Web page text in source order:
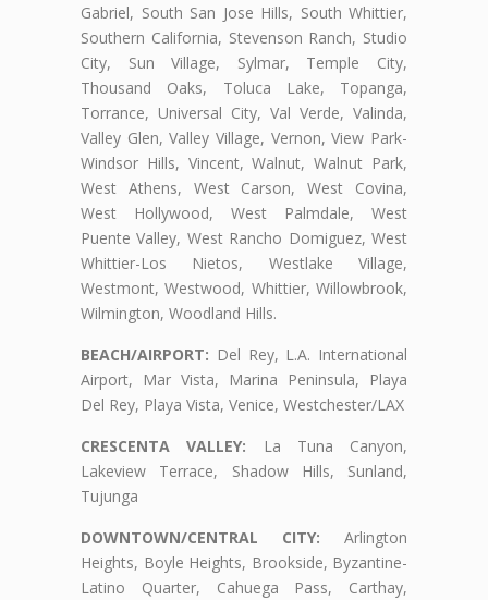
Gabriel, South San Jose Hills, South Whittier,
Southern California, Stevenson Ranch, Studio
City, Sun Village, Sylmar, Temple City,
Thousand Oaks, Toluca Lake, Topanga,
Torrance, Universal City, Val Verde, Valinda,
Valley Glen, Valley Village, Vernon, View Park-
Windsor Hills, Vincent, Walnut, Walnut Park,
West Athens, West Carson, West Covina,
West Hollywood, West Palmdale, West
Puente Valley, West Rancho Domiguez, West
Whittier-Los Nietos, Westlake Village,
Westmont, Westwood, Whittier, Willowbrook,
Wilmington, Woodland Hills.
BEACH/AIRPORT: Del Rey, L.A. International
Airport, Mar Vista, Marina Peninsula, Playa
Del Rey, Playa Vista, Venice, Westchester/LAX
CRESCENTA VALLEY: La Tuna Canyon,
Lakeview Terrace, Shadow Hills, Sunland,
Tujunga
DOWNTOWN/CENTRAL CITY: Arlington
Heights, Boyle Heights, Brookside, Byzantine-
Latino Quarter, Cahuega Pass, Carthay,